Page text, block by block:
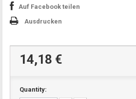
Auf Facebook teilen
Ausdrucken
14,18 €
Quantity: